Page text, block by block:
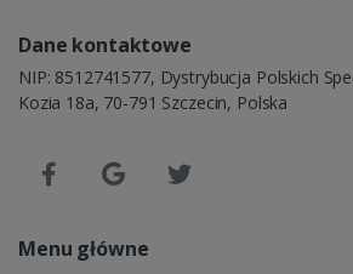
Dane kontaktowe
NIP: 8512741577, Dystrybucja Polskich
Kozia 18a, 70-791 Szczecin, Polska
Menu główne